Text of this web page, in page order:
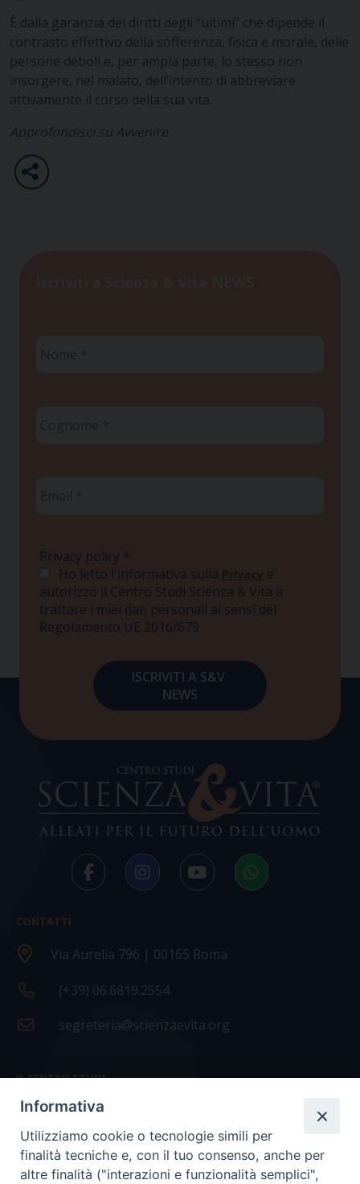
È dalla garanzia dei diritti degli “ultimi” che dipende il
contrasto effettivo della sofferenza, fisica e morale, delle
persone deboli e, per ampia parte, lo stesso non
insorgere, nel malato, dell’intento di abbreviare
attivamente il corso della sua vita.
Approfondisci su Avvenire
Privacy policy *
Ho letto l'informativa sulla Privacy e
autorizzo il Centro Studi Scienza & Vita a
trattare i miei dati personali ai sensi del
Regolamento UE 2016/679
CONTATTI
Via Aurelia 796 | 00165 Roma
(+39) 06.6819.2554
segreteria@scienzaevita.org
IL CENTRO STUDI
La nostra storia
Statuto
Presidenza e ufficio presidenza
Informativa
Utilizziamo cookie o tecnologie simili per
finalità tecniche e, con il tuo consenso, anche per
altre finalità ("interazioni e funzionalità semplici",